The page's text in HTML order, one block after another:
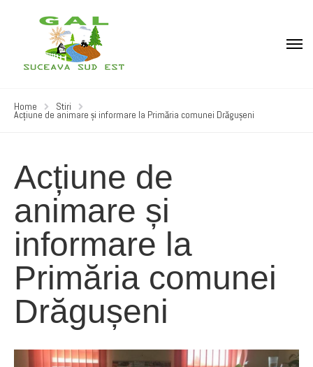
Home Stiri
Acțiune de animare și informare la Primăria comunei Drăgușeni
Acțiune de
animare și
informare la
Primăria comunei
Drăgușeni